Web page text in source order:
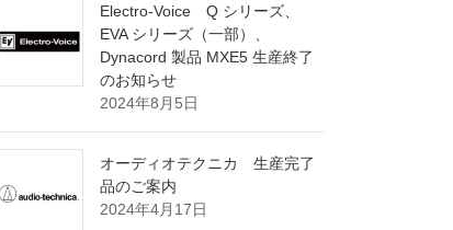
Electro-Voice Q シリーズ、
EVA シリーズ（一部）、
Dynacord 製品 MXE5 生産終了
のお知らせ
2024年8月5日
オーディオテクニカ 生産完了
品のご案内
2024年4月17日